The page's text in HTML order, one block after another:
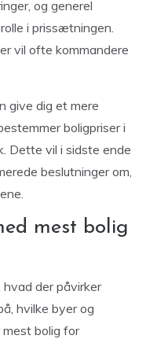
og generel
i prissætningen.
vil ofte kommandere
give dig et mere
boligpriser i
Dette vil i sidste ende
beslutninger om,
mest bolig
der påvirker
hvilke byer og
bolig for